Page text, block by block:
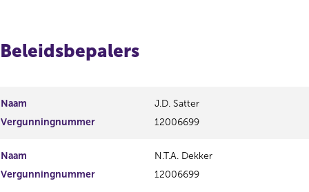
Beleidsbepalers
Naam
J.D. Satter
Vergunningnummer
12006699
Naam
N.T.A. Dekker
Vergunningnummer
12006699